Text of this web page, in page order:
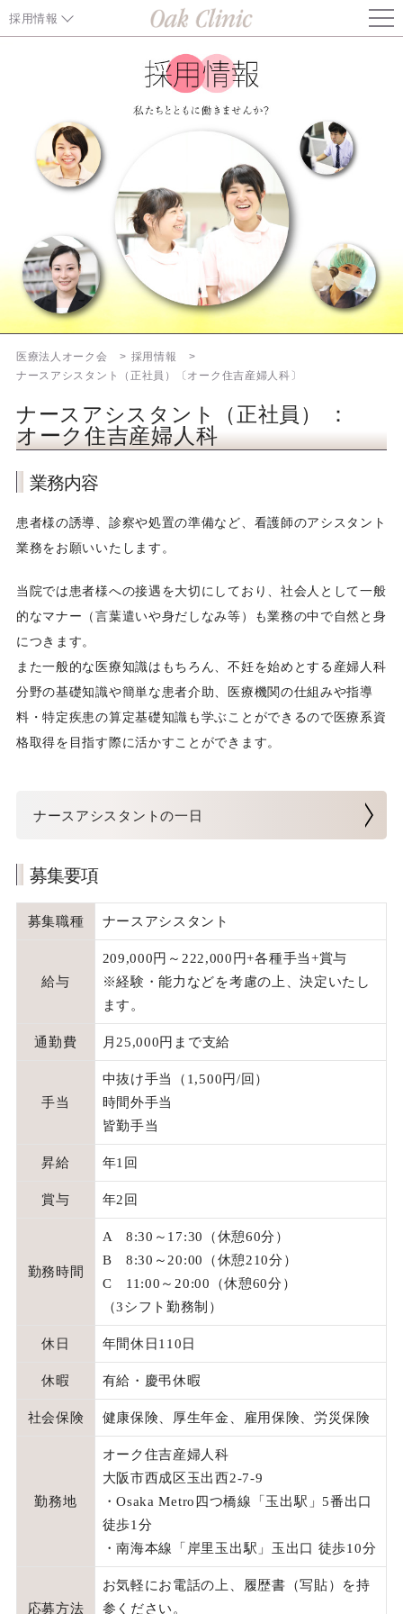
採用情報
医師（内科部長）
准看護師
ナースアシスタント
エンブリオロジスト
臨床検査技師
検査補助
医療事務
ヘルプセンター電話受付
IT（システム開発）
社内PG／SE
保育士
コーディネーター
その他職種（営業・ドライバー等）
新卒採用
医療法人オーク会
採用情報
ナースアシスタント（正社員）〔オーク住吉産婦人科〕
ナースアシスタント（正社員）
：
オーク住吉産婦人科
業務内容
患者様の誘導、診察や処置の準備など、看護師のアシスタント
業務をお願いいたします。
当院では患者様への接遇を大切にしており、社会人として一般
的なマナー（言葉遣いや身だしなみ等）も業務の中で自然と身
につきます。
また一般的な医療知識はもちろん、不妊を始めとする産婦人科
分野の基礎知識や簡単な患者介助、医療機関の仕組みや指導
料・特定疾患の算定基礎知識も学ぶことができるので医療系資
格取得を目指す際に活かすことができます。
ナースアシスタントの一日
募集要項
募集職種 ナースアシスタント
給与
209,000円～222,000円+各種手当+賞与
※経験・能力などを考慮の上、決定いたし
ます。
通勤費 月25,000円まで支給
手当
中抜け手当（1,500円/回）
時間外手当
皆勤手当
昇給 年1回
賞与 年2回
勤務時間
A 8:30～17:30（休憩60分）
B 8:30～20:00（休憩210分）
C 11:00～20:00（休憩60分）
（3シフト勤務制）
休日 年間休日110日
休暇 有給・慶弔休暇
社会保険 健康保険、厚生年金、雇用保険、労災保険
勤務地
オーク住吉産婦人科
大阪市西成区玉出西2-7-9
・Osaka Metro四つ橋線「玉出駅」5番出口
徒歩1分
・南海本線「岸里玉出駅」玉出口 徒歩10分
応募方法
お気軽にお電話の上、履歴書（写貼）を持
参ください。